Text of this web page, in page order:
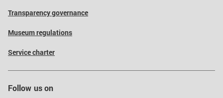
Transparency governance
Museum regulations
Service charter
Follow us on